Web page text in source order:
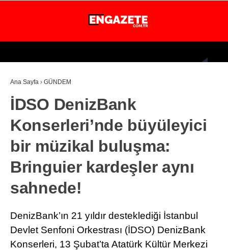
27.7
İSTANBUL
GÜNDEM
EKONOMİ
DÜNYA
MAGAZİN
SPOR
SAĞLIK
EĞİTİM
Ana Sayfa › GÜNDEM
İDSO DenizBank
Konserleri’nde büyüleyici
bir müzikal buluşma:
Bringuier kardeşler aynı
sahnede!
DenizBank’ın 21 yıldır desteklediği İstanbul
Devlet Senfoni Orkestrası (İDSO) DenizBank
Konserleri, 13 Şubat’ta Atatürk Kültür Merkezi